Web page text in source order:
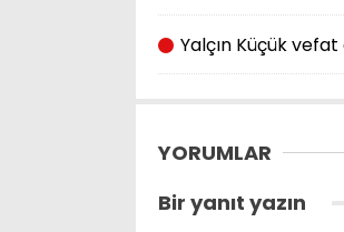
Yalçın Küçük
YORUMLAR
Bir yanıt yazın